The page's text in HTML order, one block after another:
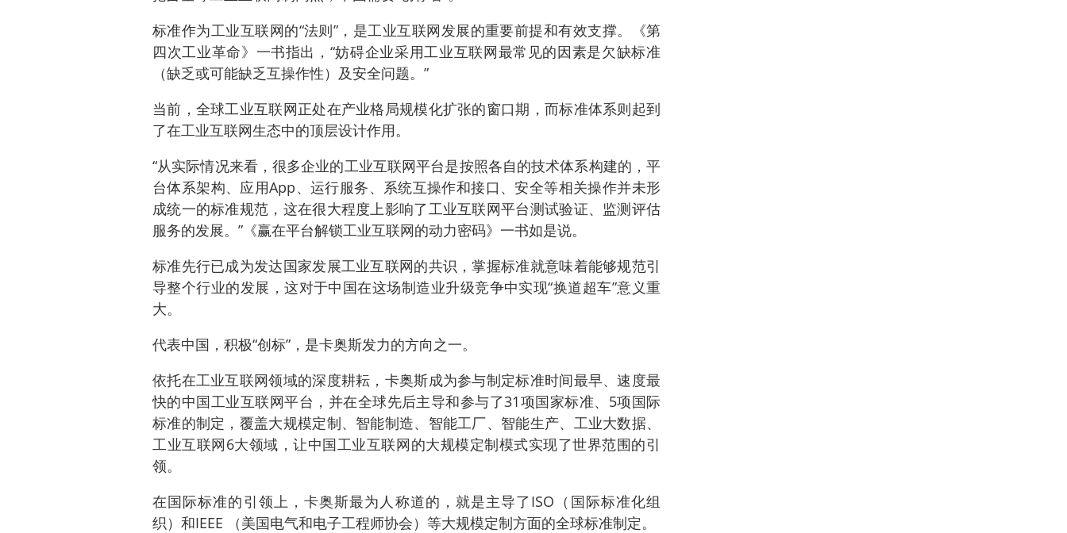
标准作为工业互联网的“法则”，是工业互联网发展的重要前提和有效支撑。《第
四次工业革命》一书指出，“妨碍企业采用工业互联网最常见的因素是欠缺标准
（缺乏或可能缺乏互操作性）及安全问题。”
当前，全球工业互联网正处在产业格局规模化扩张的窗口期，而标准体系则起到
了在工业互联网生态中的顶层设计作用。
“从实际情况来看，很多企业的工业互联网平台是按照各自的技术体系构建的，平
台体系架构、应用App、运行服务、系统互操作和接口、安全等相关操作并未形
成统一的标准规范，这在很大程度上影响了工业互联网平台测试验证、监测评估
服务的发展。”《赢在平台解锁工业互联网的动力密码》一书如是说。
标准先行已成为发达国家发展工业互联网的共识，掌握标准就意味着能够规范引
导整个行业的发展，这对于中国在这场制造业升级竞争中实现“换道超车”意义重
大。
代表中国，积极“创标”，是卡奥斯发力的方向之一。
依托在工业互联网领域的深度耕耘，卡奥斯成为参与制定标准时间最早、速度最
快的中国工业互联网平台，并在全球先后主导和参与了31项国家标准、5项国际
标准的制定，覆盖大规模定制、智能制造、智能工厂、智能生产、工业大数据、
工业互联网6大领域，让中国工业互联网的大规模定制模式实现了世界范围的引
领。
在国际标准的引领上，卡奥斯最为人称道的，就是主导了ISO（国际标准化组
织）和IEEE （美国电气和电子工程师协会）等大规模定制方面的全球标准制定。